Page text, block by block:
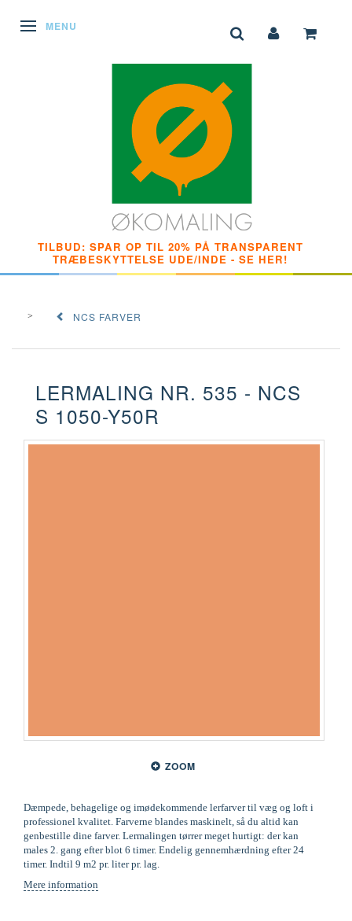
SKIFTE NAVIGATION
MENU
TILBUD: SPAR OP TIL 20% PÅ TRANSPARENT
TRÆBESKYTTELSE UDE/INDE - SE HER!
NCS FARVER
LERMALING NR. 535 - NCS
S 1050-Y50R
ZOOM
Dæmpede, behagelige og imødekommende lerfarver til væg og loft i
professionel kvalitet. Farverne blandes maskinelt, så du altid kan
genbestille dine farver. Lermalingen tørrer meget hurtigt: der kan
males 2. gang efter blot 6 timer. Endelig gennemhærdning efter 24
timer. Indtil 9 m2 pr. liter pr. lag.
Mere information